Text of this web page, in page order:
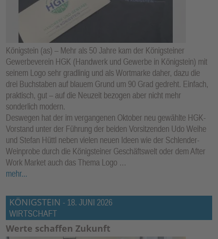
Königstein (as) – Mehr als 50 Jahre kam der Königsteiner
Gewerbeverein HGK (Handwerk und Gewerbe in Königstein) mit
seinem Logo sehr gradlinig und als Wortmarke daher, dazu die
drei Buchstaben auf blauem Grund um 90 Grad gedreht. Einfach,
praktisch, gut – auf die Neuzeit bezogen aber nicht mehr
sonderlich modern.
Deswegen hat der im vergangenen Oktober neu gewählte HGK-
Vorstand unter der Führung der beiden Vorsitzenden Udo Weihe
und Stefan Hüttl neben vielen neuen Ideen wie der Schlender-
Weinprobe durch die Königsteiner Geschäftswelt oder dem After
Work Market auch das Thema Logo …
mehr...
KÖNIGSTEIN - 18. JUNI 2026
WIRTSCHAFT
Werte schaffen Zukunft